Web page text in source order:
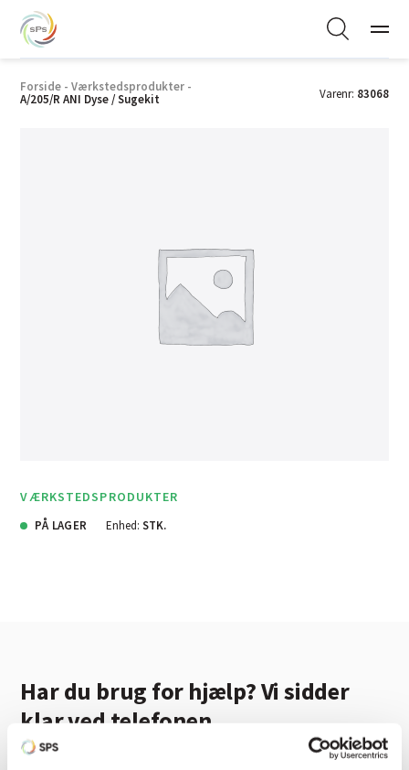
Forside - Værkstedsprodukter -
A/205/R ANI Dyse / Sugekit
Varenr: 83068
VÆRKSTEDSPRODUKTER
PÅ LAGER Enhed: STK.
Har du brug for hjælp? Vi sidder
klar ved telefonen